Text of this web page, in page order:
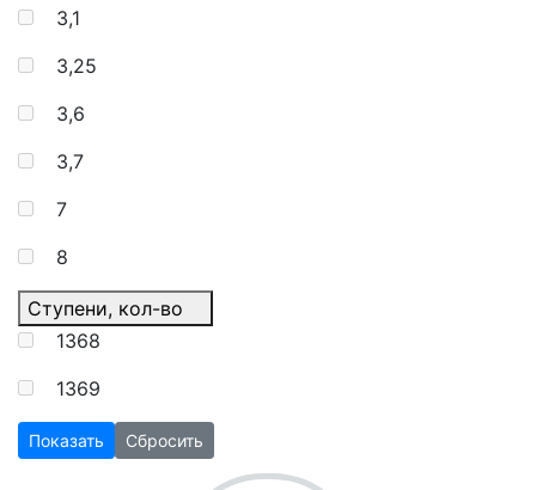
3,1
3,25
3,6
3,7
7
8
Ступени, кол-во
1368
1369
Показать Сбросить